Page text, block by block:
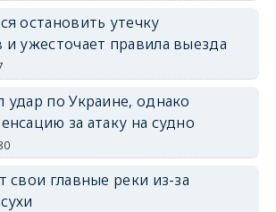
остановить утечку
и ужесточает правила выезда
по Украине, однако
за атаку на судно
свои главные реки из-за